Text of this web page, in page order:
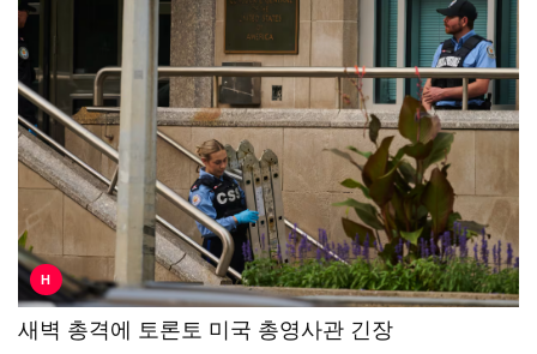
H
새벽 총격에 토론토 미국 총영사관 긴장